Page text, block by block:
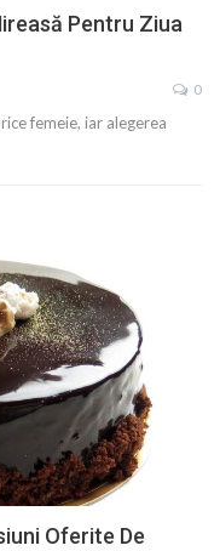
Pentru Ziua
0
femeie, iar alegerea
Oferite De